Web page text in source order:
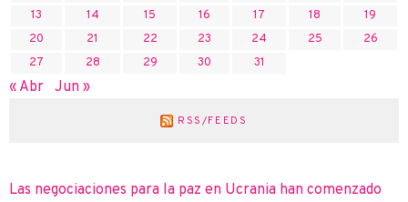
13
14 15 16 17 18
19
20
21 22 23 24 25
26
27
28 29 30 31
« Abr Jun »
RSS/FEEDS
Las negociaciones para la paz en Ucrania han comenzado